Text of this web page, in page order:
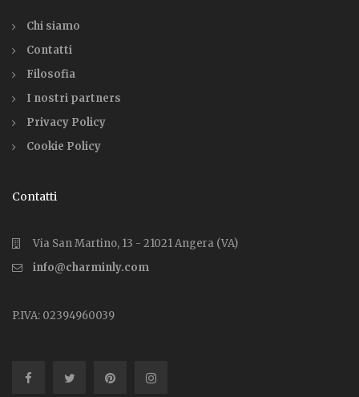
Chi siamo
Contatti
Filosofia
I nostri partners
Privacy Policy
Cookie Policy
Contatti
Via San Martino, 13 - 21021 Angera (VA)
info@charminly.com
P.IVA: 02394960039